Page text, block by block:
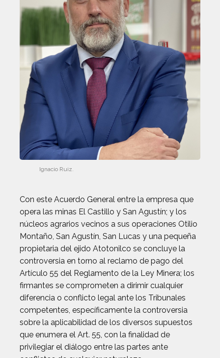
Ignacio Ruiz.
Con este Acuerdo General entre la empresa que
opera las minas El Castillo y San Agustín; y los
núcleos agrarios vecinos a sus operaciones Otilio
Montaño, San Agustín, San Lucas y una pequeña
propietaria del ejido Atotonilco se concluye la
controversia en torno al reclamo de pago del
Artículo 55 del Reglamento de la Ley Minera; los
firmantes se comprometen a dirimir cualquier
diferencia o conflicto legal ante los Tribunales
competentes, específicamente la controversia
sobre la aplicabilidad de los diversos supuestos
que enumera el Art. 55, con la finalidad de
privilegiar el diálogo entre las partes ante